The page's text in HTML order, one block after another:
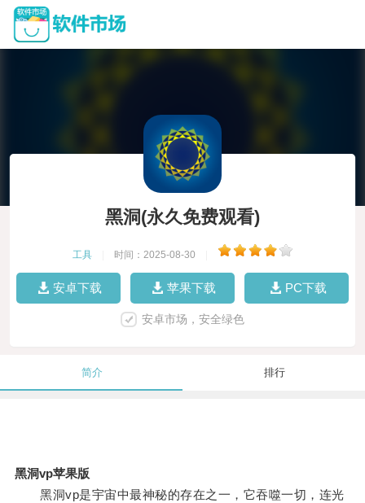
黑洞(永久免费观看)
工具 时间：2025-08-30
安卓下载 苹果下载 PC下载
安卓市场，安全绿色
简介 排行
黑洞vp苹果版
黑洞vp是宇宙中最神秘的存在之一，它吞噬一切，连光